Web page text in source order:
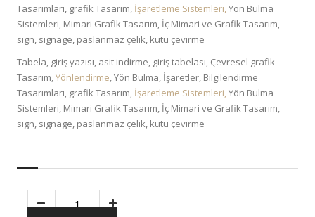
Tasarımları, grafik Tasarım, İşaretleme Sistemleri,Yön Bulma
Sistemleri, Mimari Grafik Tasarım, İç Mimari ve Grafik Tasarım,
sign, signage, paslanmaz çelik, kutu çevirme
Tabela, giriş yazısı, asit indirme, giriş tabelası, Çevresel grafik
Tasarım,Yönlendirme, Yön Bulma, İşaretler, Bilgilendirme
Tasarımları, grafik Tasarım, İşaretleme Sistemleri,Yön Bulma
Sistemleri, Mimari Grafik Tasarım, İç Mimari ve Grafik Tasarım,
sign, signage, paslanmaz çelik, kutu çevirme